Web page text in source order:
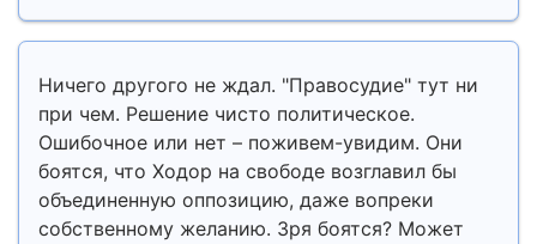
Ничего другого не ждал. "Правосудие" тут ни
при чем. Решение чисто политическое.
Ошибочное или нет – поживем-увидим. Они
боятся, что Ходор на свободе возглавил бы
объединенную оппозицию, даже вопреки
собственному желанию. Зря боятся? Может